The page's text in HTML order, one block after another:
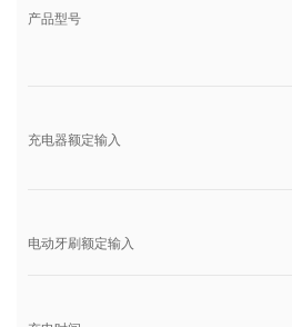
产品型号
充电器额定输入
电动牙刷额定输入